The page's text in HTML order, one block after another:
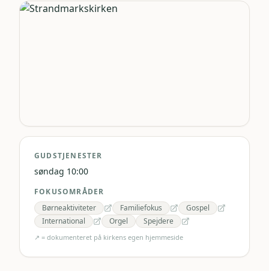
GUDSTJENESTER
søndag 10:00
FOKUSOMRÅDER
Børneaktiviteter
Familiefokus
Gospel
International
Orgel Spejdere
↗ = dokumenteret på kirkens egen hjemmeside